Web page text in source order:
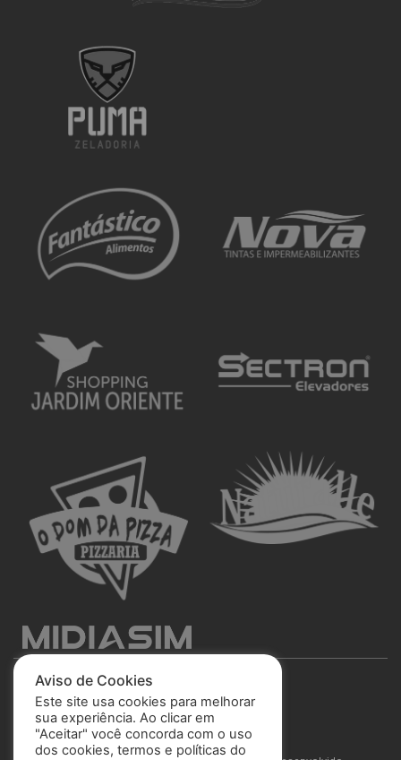
São José Esporte Clube
Aviso de Cookies
Este site usa cookies para melhorar
sua experiência. Ao clicar em
"Aceitar" você concorda com o uso
dos cookies, termos e políticas do